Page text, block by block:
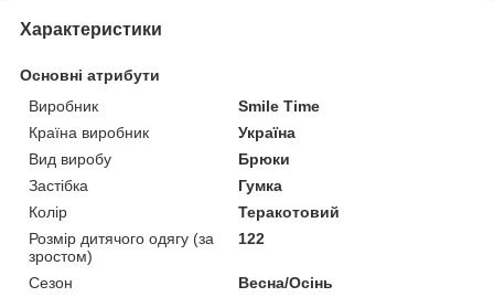
Характеристики
Основні атрибути
Виробник
Smile Time
Країна виробник
Україна
Вид виробу
Брюки
Застібка
Гумка
Колір
Теракотовий
Розмір дитячого одягу (за
зростом)
122
Сезон
Весна/Осінь